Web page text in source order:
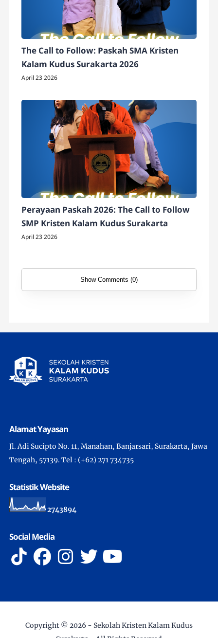
The Call to Follow: Paskah SMA Kristen
Kalam Kudus Surakarta 2026
April 23 2026
Perayaan Paskah 2026: The Call to Follow
SMP Kristen Kalam Kudus Surakarta
April 23 2026
Show Comments (0)
Alamat Yayasan
Jl. Adi Sucipto No. 11, Manahan, Banjarsari, Surakarta, Jawa
Tengah, 57139. Tel : (+62) 271 734735
Statistik Website
2743894
Social Media
Copyright © 2026 - Sekolah Kristen Kalam Kudus